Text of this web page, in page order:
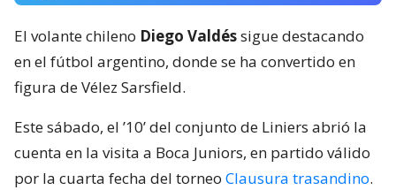
El volante chileno Diego Valdéssigue destacando
en el fútbol argentino, donde se ha convertido en
figura de Vélez Sarsfield.
Este sábado, el ’10’ del conjunto de Liniers abrió la
cuenta en la visita a Boca Juniors, en partido válido
por la cuarta fecha del torneo Clausura trasandino.